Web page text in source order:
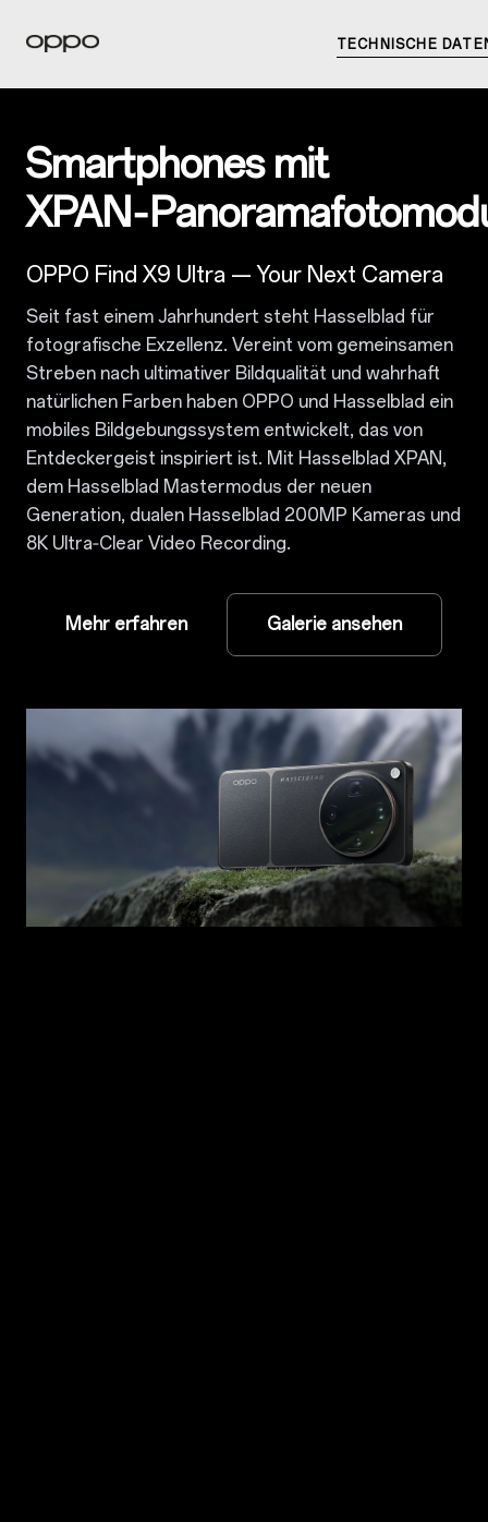
TECHNISCHE
Smartphones mit
OPPO Find X9 Ultra — Your Next Camera
Seit fast einem Jahrhundert steht Hasselblad für
fotografische Exzellenz. Vereint vom gemeinsamen
Streben nach ultimativer Bildqualität und wahrhaft
natürlichen Farben haben OPPO und Hasselblad ein
mobiles Bildgebungssystem entwickelt, das von
Entdeckergeist inspiriert ist. Mit Hasselblad XPAN,
dem Hasselblad Mastermodus der neuen
Generation, dualen Hasselblad 200MP Kameras und
8K Ultra‑Clear Video Recording.
Mehr erfahren Galerie ansehen